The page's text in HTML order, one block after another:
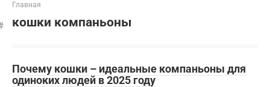
Главная
кошки компаньоны
Почему кошки – идеальные компаньоны для
одиноких людей в 2025 году